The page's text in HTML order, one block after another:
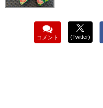
コメント (Twitter)